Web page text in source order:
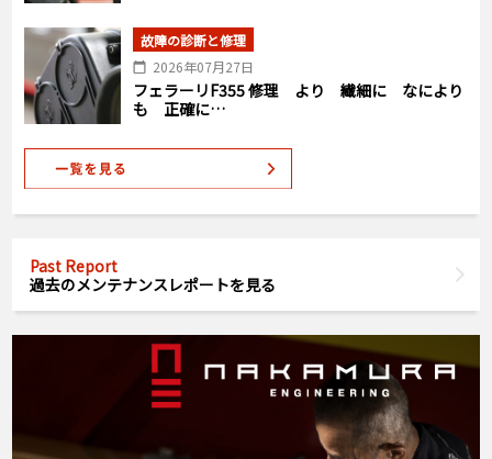
故障の診断と修理
2026年07月27日
フェラーリF355 修理 より 繊細に なにより
も 正確に…
Past Report
過去のメンテナンスレポートを見る